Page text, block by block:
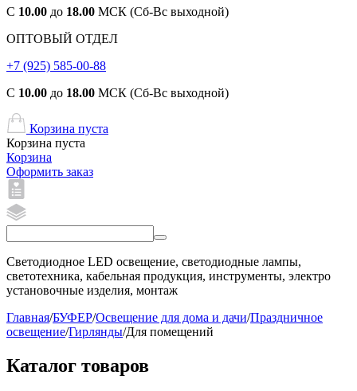
С 10.00 до 18.00 МСК (Сб-Вс выходной)
ОПТОВЫЙ ОТДЕЛ
+7 (925) 585-00-88
С 10.00 до 18.00 МСК (Сб-Вс выходной)
Корзина пуста
Корзина пуста
Корзина
Оформить заказ
Светодиодное LED освещение, светодиодные лампы,
светотехника, кабельная продукция, инструменты, электро
установочные изделия, монтаж
Главная/БУФЕР/Освещение для дома и дачи/Праздничное
освещение/Гирлянды/Для помещений
Каталог товаров